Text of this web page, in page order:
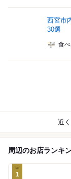
西宮市
30選
食
近
周辺のお店ランキ
1